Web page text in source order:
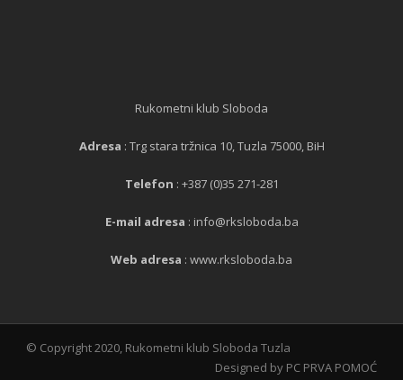
Rukometni klub Sloboda
Adresa : Trg stara tržnica 10, Tuzla 75000, BiH
Telefon : +387 (0)35 271-281
E-mail adresa : info@rksloboda.ba
Web adresa : www.rksloboda.ba
© Copyright 2020, Rukometni klub Sloboda Tuzla
Designed by PC PRVA POMOĆ